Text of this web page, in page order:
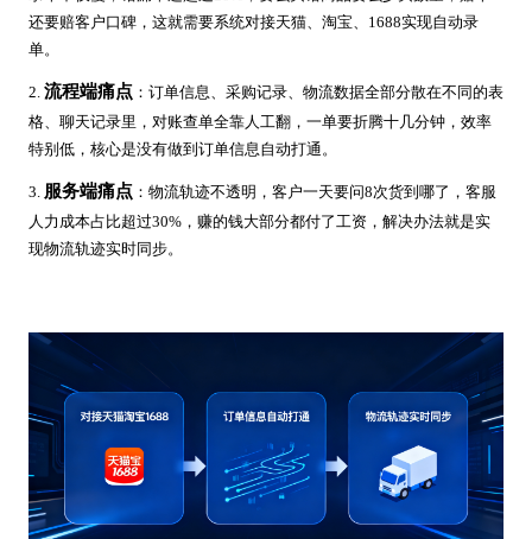
还要赔客户口碑，这就需要系统对接天猫、淘宝、1688实现自动录
单。
2. 流程端痛点 ：订单信息、采购记录、物流数据全部分散在不同的表
格、聊天记录里，对账查单全靠人工翻，一单要折腾十几分钟，效率
特别低，核心是没有做到订单信息自动打通。
3. 服务端痛点 ：物流轨迹不透明，客户一天要问8次货到哪了，客服
人力成本占比超过30%，赚的钱大部分都付了工资，解决办法就是实
现物流轨迹实时同步。